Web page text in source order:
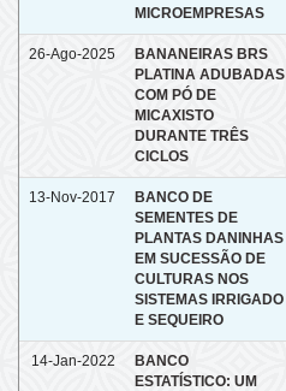
MICROEMPRESAS
26-Ago-2025
BANANEIRAS BRS
PLATINA ADUBADAS
COM PÓ DE
MICAXISTO
DURANTE TRÊS
CICLOS
13-Nov-2017
BANCO DE
SEMENTES DE
PLANTAS DANINHAS
EM SUCESSÃO DE
CULTURAS NOS
SISTEMAS IRRIGADO
E SEQUEIRO
14-Jan-2022
BANCO
ESTATÍSTICO: UM